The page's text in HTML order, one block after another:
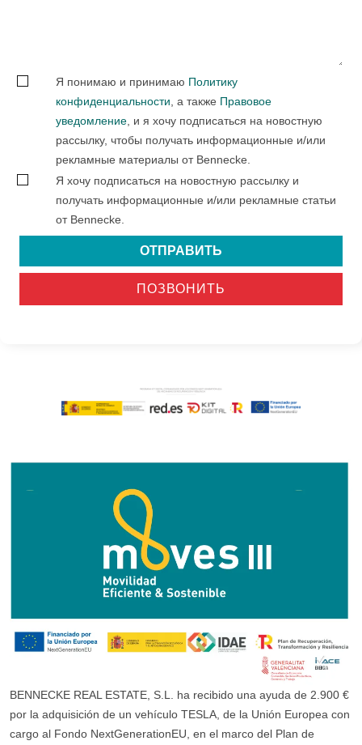
Я понимаю и принимаю Политику
конфиденциальности , а также Правовое
уведомление , и я хочу подписаться на новостную
рассылку, чтобы получать информационные и/или
рекламные материалы от Bennecke.
Я хочу подписаться на новостную рассылку и
получать информационные и/или рекламные статьи
от Bennecke.
ОТПРАВИТЬ
ПОЗВОНИТЬ
BENNECKE REAL ESTATE, S.L. ha recibido una ayuda de 2.900 €
por la adquisición de un vehículo TESLA, de la Unión Europea con
cargo al Fondo NextGenerationEU, en el marco del Plan de